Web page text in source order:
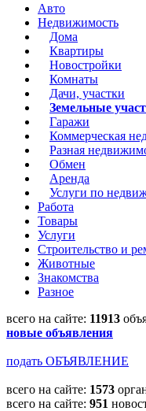
Авто
Недвижимость
Дома
Квартиры
Новостройки
Комнаты
Дачи, участки
Земельные
Гаражи
Коммерческая
Разная
Обмен
Аренда
Услуги по
Работа
Товары
Услуги
Строительство и
Животные
Знакомства
Разное
всего на сайте: 11913
новые объявления
подать ОБЪЯВЛЕНИЕ
всего на сайте: 1573
всего на сайте: 951